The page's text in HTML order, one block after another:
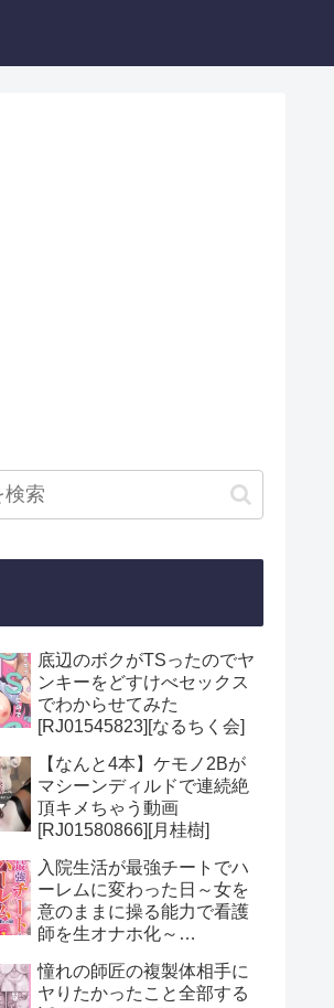
底辺のボクがTSったのでヤ
ンキーをどすけべセックス
でわからせてみた
[RJ01545823][なるちく会]
【なんと4本】ケモノ2Bが
マシーンディルドで連続絶
頂キメちゃう動画
[RJ01580866][月桂樹]
入院生活が最強チートでハ
ーレムに変わった日～女を
意のままに操る能力で看護
師を生オナホ化～
憧れの師匠の複製体相手に
ヤりたかったこと全部する